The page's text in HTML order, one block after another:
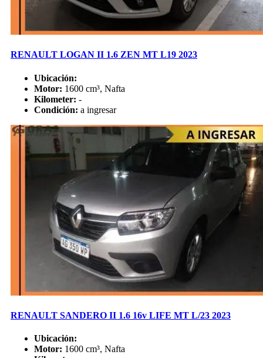
RENAULT LOGAN II 1.6 ZEN MT L19 2023
Ubicación:
Motor: 1600 cm³, Nafta
Kilometer: -
Condición: a ingresar
RENAULT SANDERO II 1.6 16v LIFE MT L/23 2023
Ubicación:
Motor: 1600 cm³, Nafta